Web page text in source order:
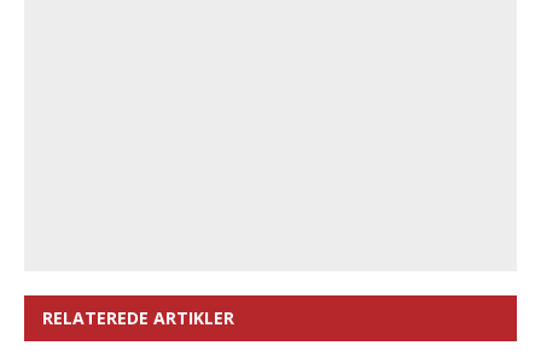
RELATEREDE ARTIKLER